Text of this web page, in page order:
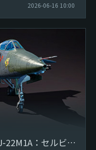
2026-06-16 10:00
【事前予約特典付き】J-22M1A：セルビアの鷲